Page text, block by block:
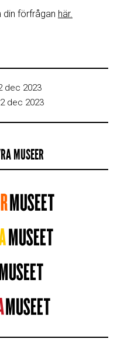
förfrågan här.
dec 2023
dec 2023
MUSEER